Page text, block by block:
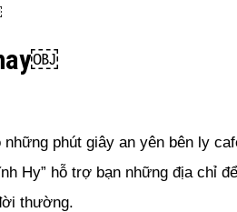
phút giây an yên bên ly
Hy” hỗ trợ bạn những địa chỉ
thường.